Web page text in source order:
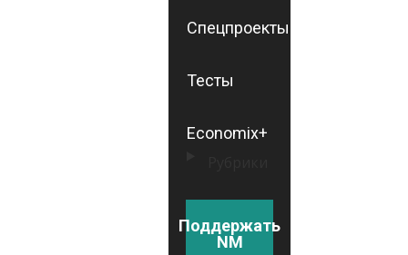
Спецпроекты
Тесты
Economix+
Поддержать
NM